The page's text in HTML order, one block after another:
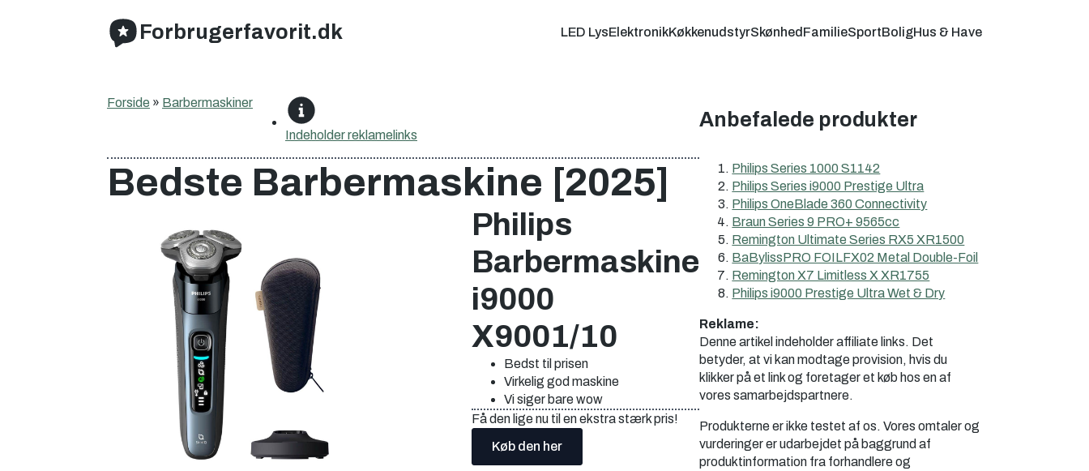
Forbrugerfavorit.dk LED LysElektronikKøkkenudstyrSkønhed FamilieSportBoligHus & Have
Forside » Barbermaskiner
Indeholderreklamelinks
Bedste Barbermaskine [2025]
Philips
Barbermaskine
i9000
X9001/10
Bedst til prisen
Virkelig god maskine
Vi siger bare wow
Få den lige nu til en ekstra stærk pris!
Køb den her
Anbefalede produkter
Philips Series 1000 S1142
Philips Series i9000 Prestige Ultra
Philips OneBlade 360 Connectivity
Braun Series 9 PRO+ 9565cc
Remington Ultimate Series RX5 XR1500
BaBylissPRO FOILFX02 Metal Double-Foil
Remington X7 Limitless X XR1755
Philips i9000 Prestige Ultra Wet & Dry
Reklame:
Denne artikel indeholder affiliate links. Det
betyder, at vi kan modtage provision, hvis du
klikker på et link og foretager et køb hos en af
vores samarbejdspartnere.
Produkterne er ikke testet af os. Vores omtaler og
vurderinger er udarbejdet på baggrund af
produktinformation fra forhandlere og